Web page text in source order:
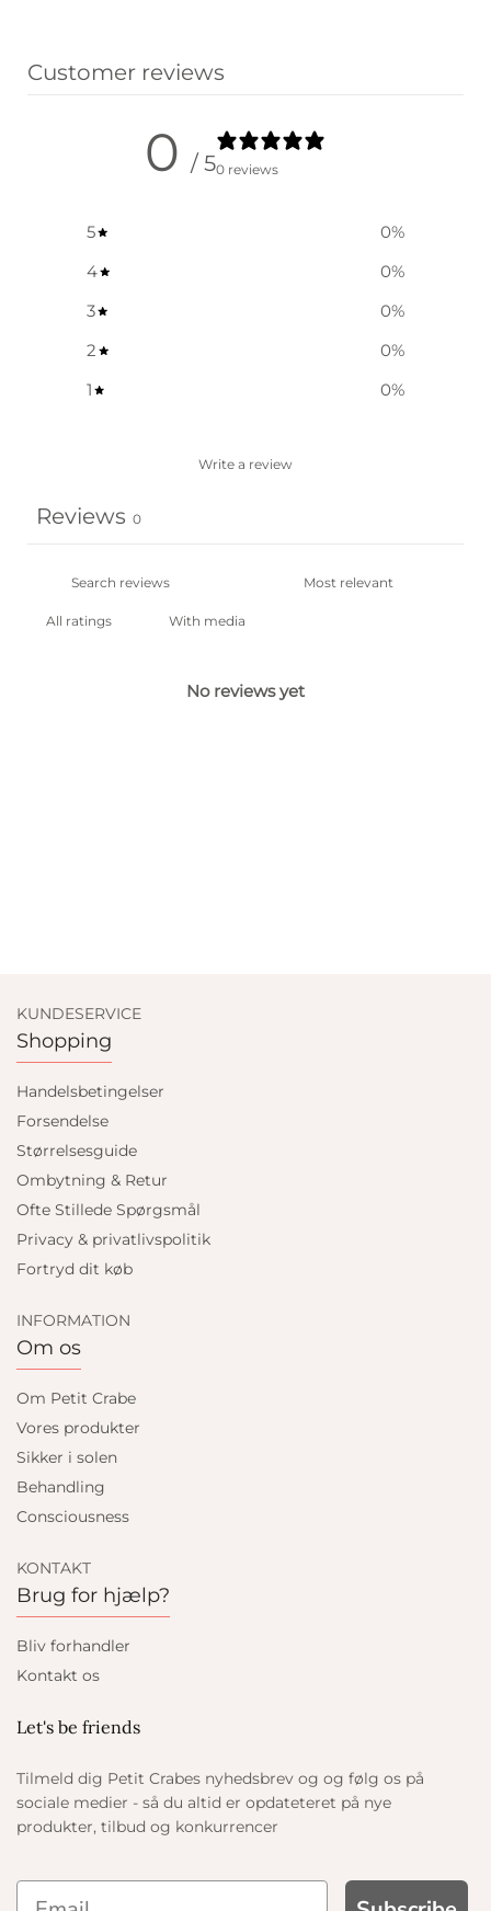
Customer reviews
0 / 50 reviews
5 0%
4
0%
3
0%
2
0%
1
0%
Write a review
Reviews 0
With media
No reviews yet
KUNDESERVICE
Shopping
Handelsbetingelser
Forsendelse
Størrelsesguide
Ombytning & Retur
Ofte Stillede Spørgsmål
Privacy & privatlivspolitik
Fortryd dit køb
INFORMATION
Om os
Om Petit Crabe
Vores produkter
Sikker i solen
Behandling
Consciousness
KONTAKT
Brug for hjælp?
Bliv forhandler
Kontakt os
Let's be friends
Tilmeld dig Petit Crabes nyhedsbrev og og følg os på
sociale medier - så du altid er opdateteret på nye
produkter, tilbud og konkurrencer